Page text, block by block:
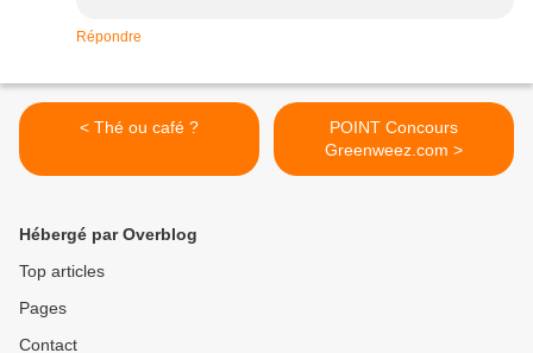
Répondre
< Thé ou café ?
POINT Concours
Greenweez.com >
Hébergé par Overblog
Top articles
Pages
Contact